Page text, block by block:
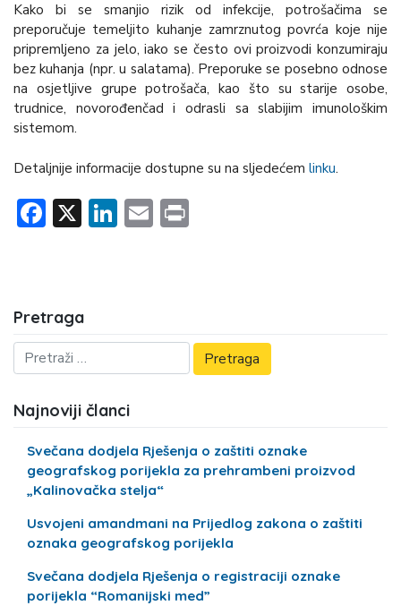
Kako bi se smanjio rizik od infekcije, potrošačima se
preporučuje temeljito kuhanje zamrznutog povrća koje nije
pripremljeno za jelo, iako se često ovi proizvodi konzumiraju
bez kuhanja (npr. u salatama). Preporuke se posebno odnose
na osjetljive grupe potrošača, kao što su starije osobe,
trudnice, novorođenčad i odrasli sa slabijim imunološkim
sistemom.
Detaljnije informacije dostupne su na sljedećem linku.
Facebook
X LinkedIn
Email
Pretraga
Najnoviji članci
Svečana dodjela Rješenja o zaštiti oznake
geografskog porijekla za prehrambeni proizvod
„Kalinovačka stelja“
Usvojeni amandmani na Prijedlog zakona o zaštiti
oznaka geografskog porijekla
Svečana dodjela Rješenja o registraciji oznake
porijekla “Romanijski med”